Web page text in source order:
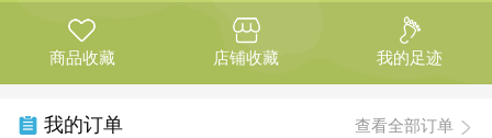
商品收藏 店铺收藏 我的足迹
我的订单 查看全部订单